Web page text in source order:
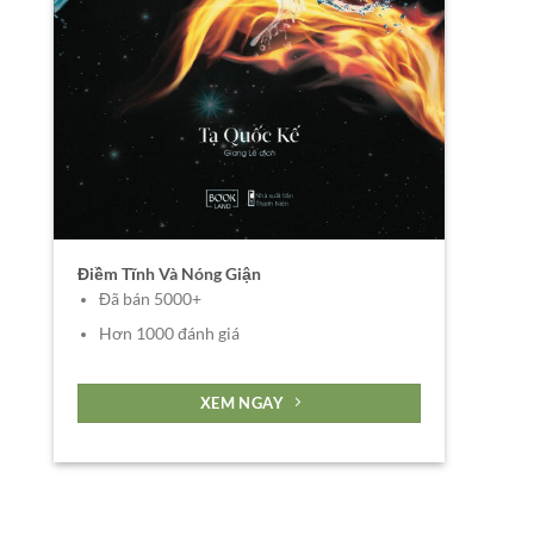
Điềm Tĩnh Và Nóng Giận
Đã bán 5000+
Hơn 1000 đánh giá
XEM NGAY